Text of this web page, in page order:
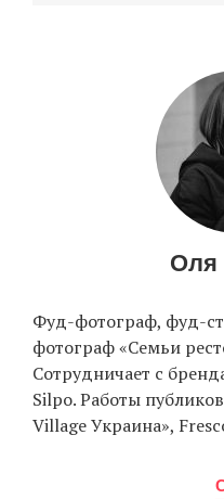
Оля
Фуд-фотограф, фуд-
фотограф «Семьи
Сотрудничает с
Silpo. Работы
Village Украина»,